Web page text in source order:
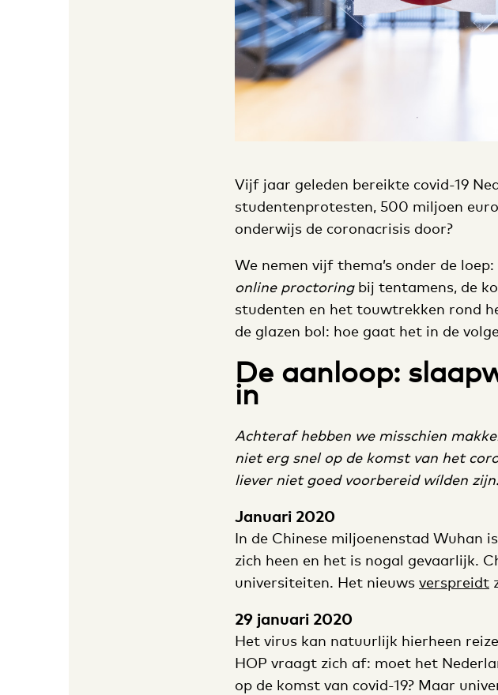
Vijf jaar geleden bereikte covid-19
studentenprotesten, 500 miljoen
onderwijs de coronacrisis door?
We nemen vijf thema’s onder de
online proctoringbij tentamens, de
studenten en het touwtrekken rond
de glazen bol: hoe gaat het in de
De aanloop:
in
Achteraf hebben we misschien
niet erg snel op de komst van het
liever niet goed voorbereid wílden zijn.
Januari 2020
In de Chinese miljoenenstad Wuhan
zich heen en het is nogal gevaarlijk.
universiteiten. Het nieuws verspreidt
29 januari 2020
Het virus kan natuurlijk hierheen
HOP vraagt zich af: moet het
op de komst van covid-19? Maar